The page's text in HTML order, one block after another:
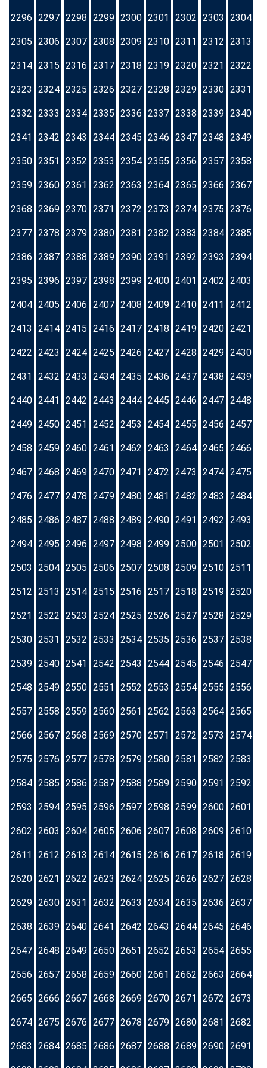
2296 2297 2298 2299 2300 2301 2302 2303 2304
2305 2306 2307 2308 2309 2310 2311 2312 2313
2314 2315 2316 2317 2318 2319 2320 2321 2322
2323 2324 2325 2326 2327 2328 2329 2330 2331
2332 2333 2334 2335 2336 2337 2338 2339 2340
2341 2342 2343 2344 2345 2346 2347 2348 2349
2350 2351 2352 2353 2354 2355 2356 2357 2358
2359 2360 2361 2362 2363 2364 2365 2366 2367
2368 2369 2370 2371 2372 2373 2374 2375 2376
2377 2378 2379 2380 2381 2382 2383 2384 2385
2386 2387 2388 2389 2390 2391 2392 2393 2394
2395 2396 2397 2398 2399 2400 2401 2402 2403
2404 2405 2406 2407 2408 2409 2410 2411 2412
2413 2414 2415 2416 2417 2418 2419 2420 2421
2422 2423 2424 2425 2426 2427 2428 2429 2430
2431 2432 2433 2434 2435 2436 2437 2438 2439
2440 2441 2442 2443 2444 2445 2446 2447 2448
2449 2450 2451 2452 2453 2454 2455 2456 2457
2458 2459 2460 2461 2462 2463 2464 2465 2466
2467 2468 2469 2470 2471 2472 2473 2474 2475
2476 2477 2478 2479 2480 2481 2482 2483 2484
2485 2486 2487 2488 2489 2490 2491 2492 2493
2494 2495 2496 2497 2498 2499 2500 2501 2502
2503 2504 2505 2506 2507 2508 2509 2510 2511
2512 2513 2514 2515 2516 2517 2518 2519 2520
2521 2522 2523 2524 2525 2526 2527 2528 2529
2530 2531 2532 2533 2534 2535 2536 2537 2538
2539 2540 2541 2542 2543 2544 2545 2546 2547
2548 2549 2550 2551 2552 2553 2554 2555 2556
2557 2558 2559 2560 2561 2562 2563 2564 2565
2566 2567 2568 2569 2570 2571 2572 2573 2574
2575 2576 2577 2578 2579 2580 2581 2582 2583
2584 2585 2586 2587 2588 2589 2590 2591 2592
2593 2594 2595 2596 2597 2598 2599 2600 2601
2602 2603 2604 2605 2606 2607 2608 2609 2610
2611 2612 2613 2614 2615 2616 2617 2618 2619
2620 2621 2622 2623 2624 2625 2626 2627 2628
2629 2630 2631 2632 2633 2634 2635 2636 2637
2638 2639 2640 2641 2642 2643 2644 2645 2646
2647 2648 2649 2650 2651 2652 2653 2654 2655
2656 2657 2658 2659 2660 2661 2662 2663 2664
2665 2666 2667 2668 2669 2670 2671 2672 2673
2674 2675 2676 2677 2678 2679 2680 2681 2682
2683 2684 2685 2686 2687 2688 2689 2690 2691